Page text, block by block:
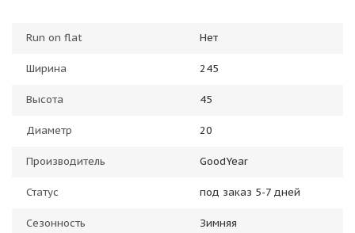
Run on flat Нет
Ширина 245
Высота 45
Диаметр 20
Производитель GoodYear
Статус под заказ 5-7 дней
Сезонность Зимняя